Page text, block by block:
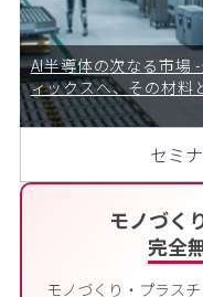
モノづく
完全
モノづくり・プラス
AI半導体の次なる市場
ィックスへ、その材料
セミ